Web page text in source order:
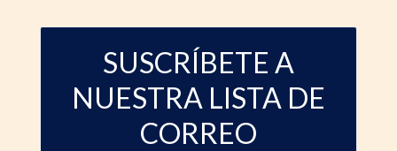
SUSCRÍBETE A
NUESTRA LISTA DE
CORREO